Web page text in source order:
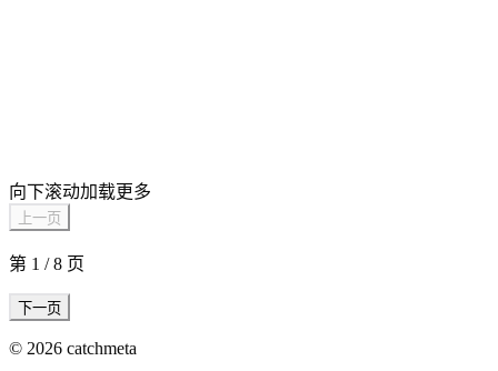
向下滚动加载更多
上一页
第 1 /8 页
下一页
© 2026 catchmeta